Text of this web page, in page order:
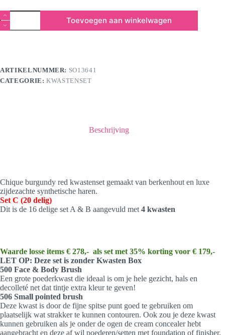
Burgundy
Red
Brushset
Toevoegen aan winkelwagen
ARTIKELNUMMER: SO13641
CATEGORIE:KWASTENSET
Beschrijving
Chique burgundy red kwastenset gemaakt van berkenhout en luxe
zijdezachte synthetische haren.
Set C (20 delig)
Dit is de 16 delige set A & B aangevuld met 4 kwasten
Waarde losse items € 278,- als set met 35% korting voor € 179,-
LET OP: Deze set is zonder Kwasten Box
500 Face & Body Brush
Een grote poederkwast die ideaal is om je hele gezicht, hals en
decolleté net dat tintje extra kleur te geven!
506 Small pointed brush
Deze kwast is door de fijne spitse punt goed te gebruiken om
plaatselijk wat strakker te kunnen contouren. Ook zou je deze kwast
kunnen gebruiken als je onder de ogen de cream concealer hebt
aangebracht en deze af wil poederen/setten met foundation of finisher.